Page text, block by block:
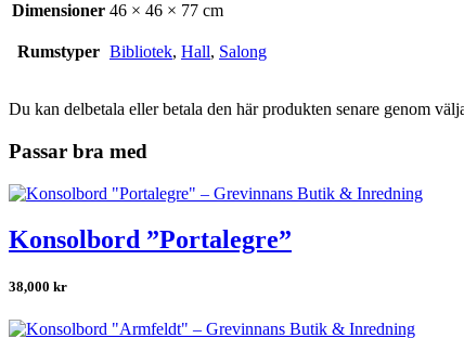
Dimensioner 46 × 46 × 77 cm
Rumstyper Bibliotek, Hall, Salong
Du kan delbetala eller betala den här produkten senare genom
Passar bra med
Konsolbord ”Portalegre”
38,000 kr